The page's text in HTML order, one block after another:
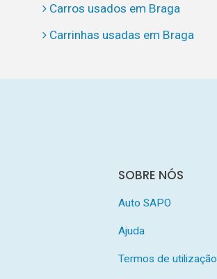
Carros usados em Braga
Carrinhas usadas em Braga
SOBRE NÓS
Auto SAPO
Ajuda
Termos de utilização